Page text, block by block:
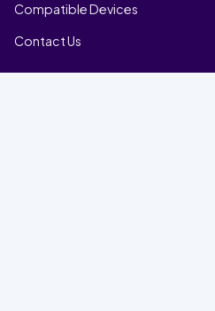
Compatible Devices
Contact Us